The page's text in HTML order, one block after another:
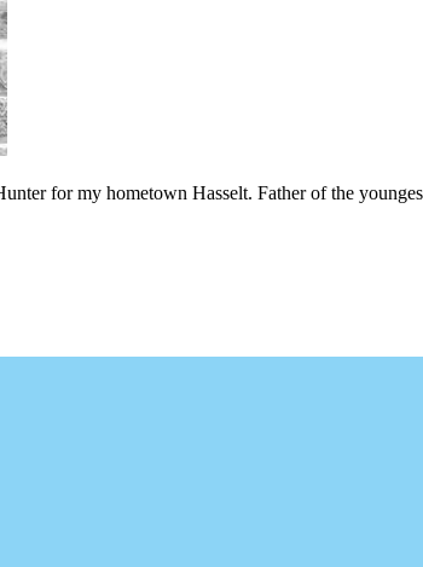
for my hometown Hasselt. Father of the